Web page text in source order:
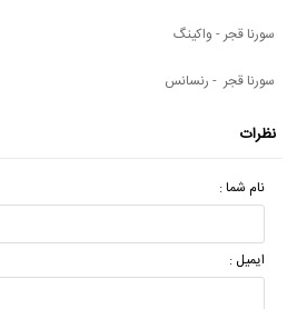
سورنا قجر - واکینگ
سورنا قجر - رنسانس
نظرات
نام شما :
ایمیل :